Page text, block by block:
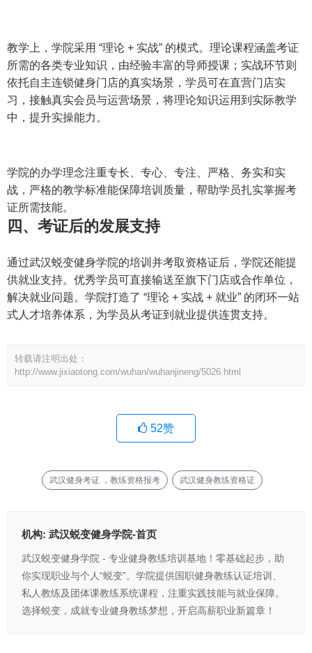
教学上，学院采用 “理论 + 实战” 的模式。理论课程涵盖考证
所需的各类专业知识，由经验丰富的导师授课；实战环节则
依托自主连锁健身门店的真实场景，学员可在直营门店实
习，接触真实会员与运营场景，将理论知识运用到实际教学
中，提升实操能力。
学院的办学理念注重专长、专心、专注、严格、务实和实
战，严格的教学标准能保障培训质量，帮助学员扎实掌握考
证所需技能。
四、考证后的发展支持
通过武汉蜕变健身学院的培训并考取资格证后，学院还能提
供就业支持。优秀学员可直接输送至旗下门店或合作单位，
解决就业问题。学院打造了 “理论 + 实战 + 就业” 的闭环一站
式人才培养体系，为学员从考证到就业提供连贯支持。
转载请注明出处：
http://www.jixiaotong.com/wuhan/wuhanjineng/5026.html
52赞
武汉健身考证 ，教练资格报考 武汉健身教练资格证
机构: 武汉蜕变健身学院-首页
武汉蜕变健身学院 - 专业健身教练培训基地！零基础起步，助
你实现职业与个人“蜕变”。学院提供国职健身教练认证培训、
私人教练及团体课教练系统课程，注重实践技能与就业保障。
选择蜕变，成就专业健身教练梦想，开启高薪职业新篇章！